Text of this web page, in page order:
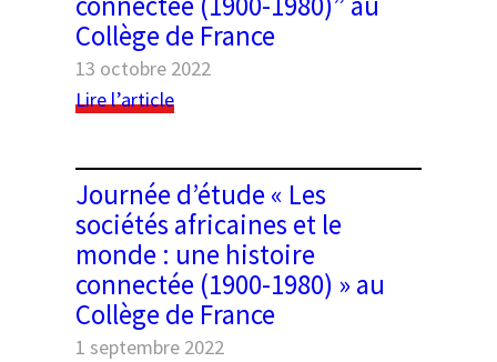
le
monde
:
histoire
(1900-
1980)”
à
l’université
Paris-
Nanterre
Collège de France
13 octobre 2022
Lire l’article:
la
journée
d’étude
“Les
sociétés
africaines
et
Journée d’étude « Les
sociétés africaines et le
monde : une histoire
connectée (1900-1980) » au
Collège de France
1 septembre 2022